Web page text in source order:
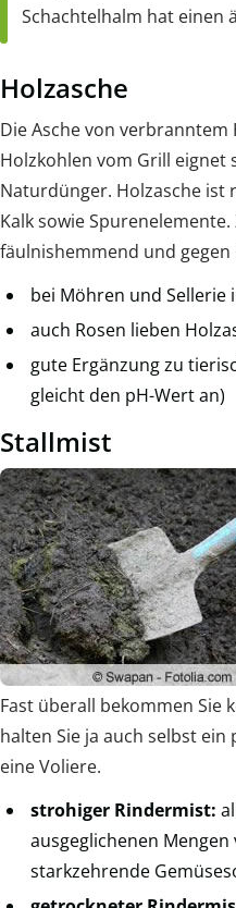
Schachtelhalm hat einen
Holzasche
Die Asche von
Holzkohlen vom Grill eignet
Naturdünger. Holzasche ist
Kalk sowie
fäulnishemmend und gegen
bei Möhren und Sellerie
auch Rosen lieben
gute Ergänzung zu
gleicht den pH-Wert an)
Stallmist
Fast überall bekommen Sie
halten Sie ja auch selbst
eine Voliere.
strohiger Rindermist:
ausgeglichenen
starkzehrende